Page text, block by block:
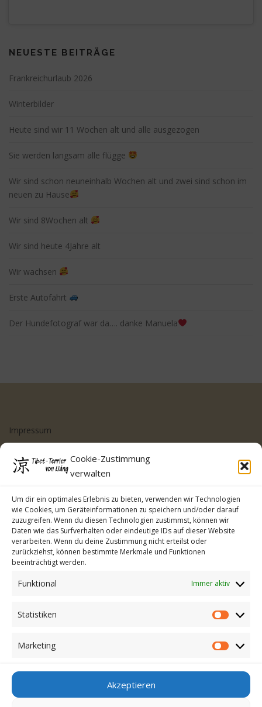
Cookie-Zustimmung
verwalten
Um dir ein optimales Erlebnis zu bieten, verwenden wir Technologien
wie Cookies, um Geräteinformationen zu speichern und/oder darauf
zuzugreifen. Wenn du diesen Technologien zustimmst, können wir
Daten wie das Surfverhalten oder eindeutige IDs auf dieser Website
verarbeiten. Wenn du deine Zustimmung nicht erteilst oder
zurückziehst, können bestimmte Merkmale und Funktionen
beeinträchtigt werden.
Funktional Immer aktiv
Statistiken
Marketing
Akzeptieren
NEUESTE BEITRÄGE
Frankreichurlaub 2026
Winterbilder
Heute sind wir 11 Wochen alt und alle ausgezogen
Sie werden langsam alle flügge
Wir sind schon neuneinhalb Wochen alt und zwei sind schon im
neuen zu Hause
Wir sind 8Wochen alt
Wir sind heute 4Jahre alt
Wir wachsen
Erste Autofahrt
Der Hundefotograf war da…. danke Manuela
Impressum
Cookie-Richtlinie (EU)